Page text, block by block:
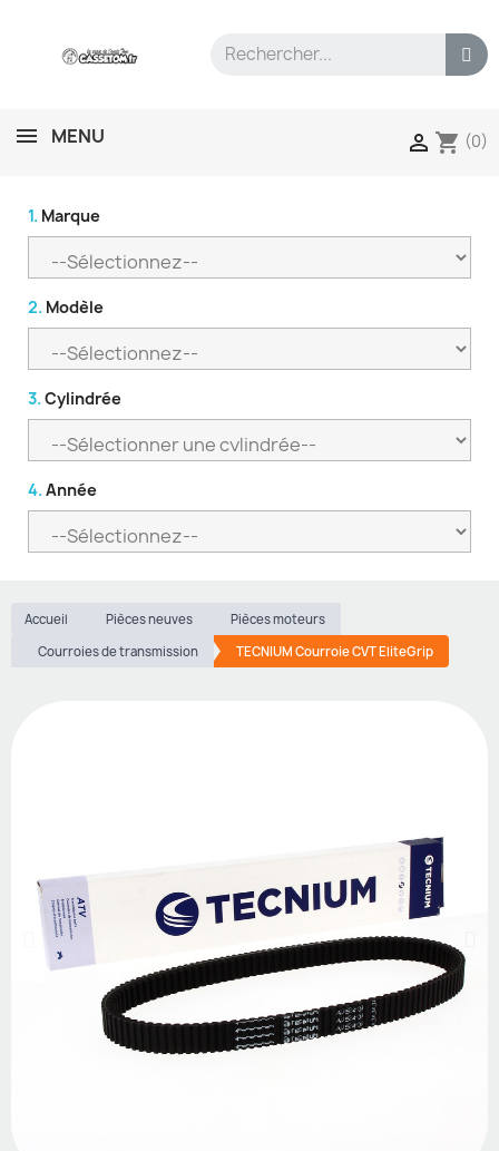
MENU  shopping_cart (0)
1. Marque
2. Modèle
3. Cylindrée
4. Année
Accueil Pièces neuves
Pièces moteurs
Courroies de transmission
TECNIUM Courroie CVT EliteGrip